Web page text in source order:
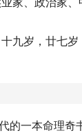
家、政治家、
九岁，廿七岁
的一本命理